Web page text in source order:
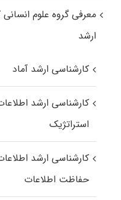
معرفی گروه علوم
ارشد
کارشناسی ارشد آماد
کارشناسی ارشد
استراتژیک
کارشناسی ارشد
حفاظت اطلاعات